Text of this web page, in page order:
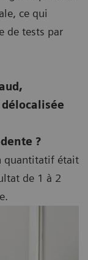
ce qui
de tests par
?
quantitatif était
de 1 à 2